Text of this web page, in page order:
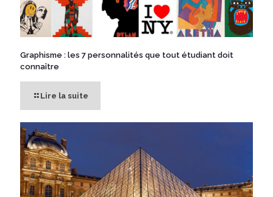
Graphisme : les 7 personnalités que tout étudiant doit
connaître
Lire la suite